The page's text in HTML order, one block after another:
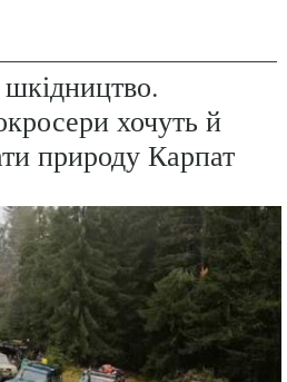
шкідництво.
хочуть й
природу Карпат